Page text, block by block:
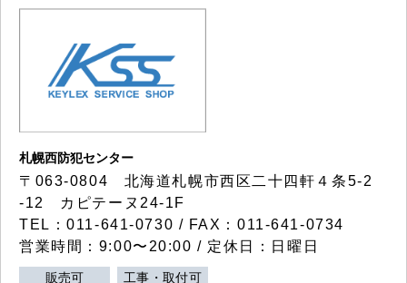
札幌西防犯センター
〒063-0804 北海道札幌市西区二十四軒４条5-2
-12 カピテーヌ24-1F
TEL：011-641-0730 / FAX：011-641-0734
営業時間：9:00〜20:00 / 定休日：日曜日
販売可 工事・取付可